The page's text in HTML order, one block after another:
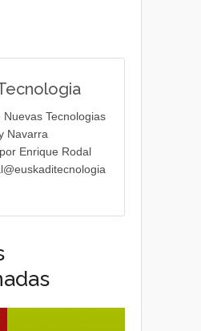
Nuevas Tecnologias
Navarra
Enrique Rodal